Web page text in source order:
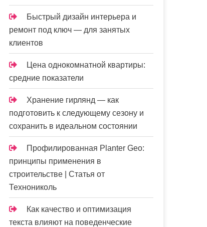
Быстрый дизайн интерьера и
ремонт под ключ — для занятых
клиентов
Цена однокомнатной квартиры:
средние показатели
Хранение гирлянд — как
подготовить к следующему сезону и
сохранить в идеальном состоянии
Профилированная Planter Geo:
принципы применения в
строительстве | Статья от
Технониколь
Как качество и оптимизация
текста влияют на поведенческие